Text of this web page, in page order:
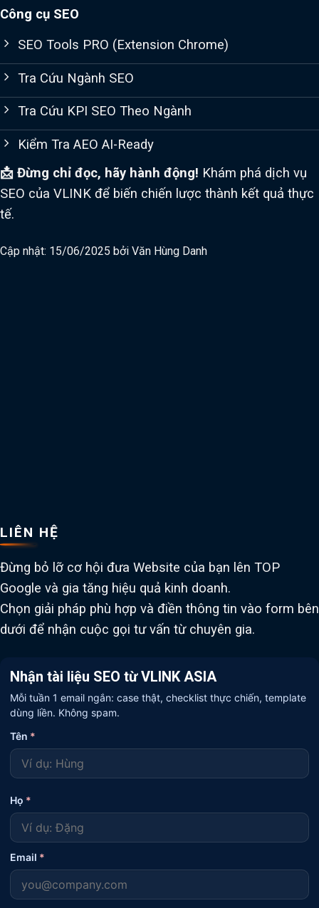
Công cụ SEO
SEO Tools PRO (Extension Chrome)
Tra Cứu Ngành SEO
Tra Cứu KPI SEO Theo Ngành
Kiểm Tra AEO AI-Ready
📩 Đừng chỉ đọc, hãy hành động! Khám phá dịch vụ
SEO của VLINK để biến chiến lược thành kết quả thực
tế.
Cập nhật: 15/06/2025 bởi Văn Hùng Danh
LIÊN HỆ
Đừng bỏ lỡ cơ hội đưa Website của bạn lên TOP
Google và gia tăng hiệu quả kinh doanh.
Chọn giải pháp phù hợp và điền thông tin vào form bên
dưới để nhận cuộc gọi tư vấn từ chuyên gia.
Nhận tài liệu SEO từ VLINK ASIA
Mỗi tuần 1 email ngắn: case thật, checklist thực chiến, template
dùng liền. Không spam.
Tên *
Họ *
Email *